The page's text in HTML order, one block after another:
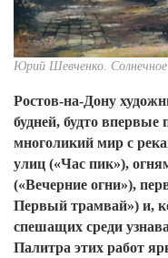
Юрий Шевченко. Солнечное
Ростов-на-Дону
будней, будто
многоликий мир с
улиц («Час пик»),
(«Вечерние огни»),
Первый трамвай») и,
спешащих среди
Палитра этих работ